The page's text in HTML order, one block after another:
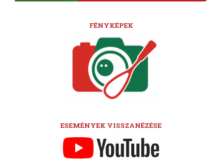
FÉNYKÉPEK
ESEMÉNYEK VISSZANÉZÉSE